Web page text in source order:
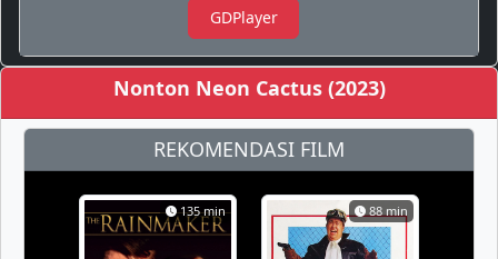
GDPlayer
Nonton Neon Cactus (2023)
REKOMENDASI FILM
135 min 88 min